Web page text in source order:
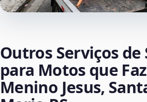
Outros Serviços
para Motos que
Menino Jesus,